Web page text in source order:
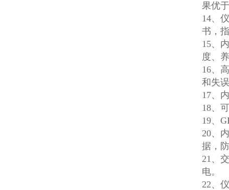
果优
14、
书，
15、
度、
16、
和失
17、
18、
19、
20、
据，
21、
电。
22、